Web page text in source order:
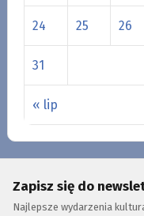
« lip
24 25 26
31
Zapisz się do
Najlepsze wydarzenia